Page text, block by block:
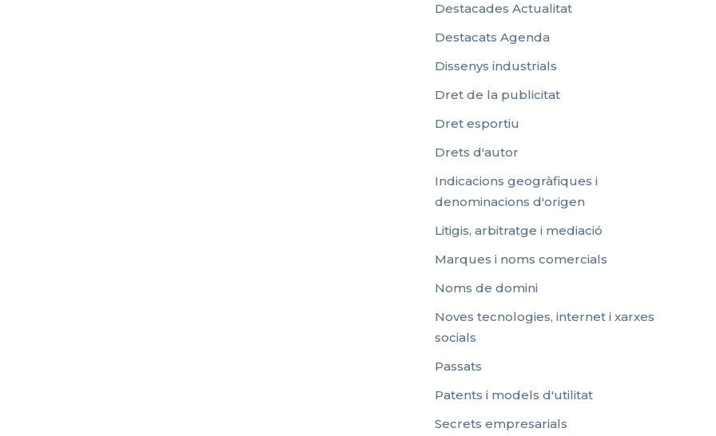
Destacades Actualitat
Destacats Agenda
Dissenys industrials
Dret de la publicitat
Dret esportiu
Drets d'autor
Indicacions geogràfiques i
denominacions d'origen
Litigis, arbitratge i mediació
Marques i noms comercials
Noms de domini
Noves tecnologies, internet i xarxes
socials
Passats
Patents i models d'utilitat
Secrets empresarials